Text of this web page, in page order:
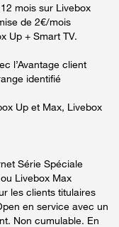
mois sur Livebox
de 2€/mois
Up + Smart TV.
l’Avantage client
identifié
Up et Max, Livebox
Série Spéciale
Livebox Max
les clients titulaires
en service avec un
Non cumulable. En